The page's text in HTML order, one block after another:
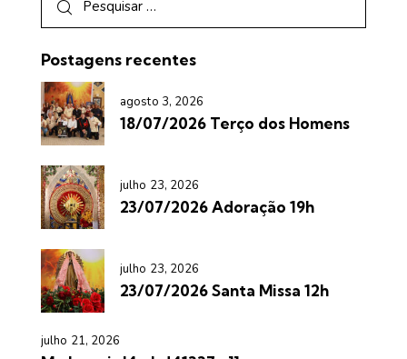
Postagens recentes
agosto 3, 2026
18/07/2026 Terço dos Homens
julho 23, 2026
23/07/2026 Adoração 19h
julho 23, 2026
23/07/2026 Santa Missa 12h
julho 21, 2026